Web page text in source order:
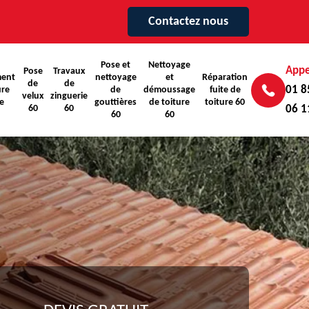
Contactez nous
Pose
de
velux
60
Travaux
de
zinguerie
60
Pose et
nettoyage
de
gouttières
60
Nettoyage
et
démoussage
de toiture
60
Réparation
fuite de
toiture 60
01
06